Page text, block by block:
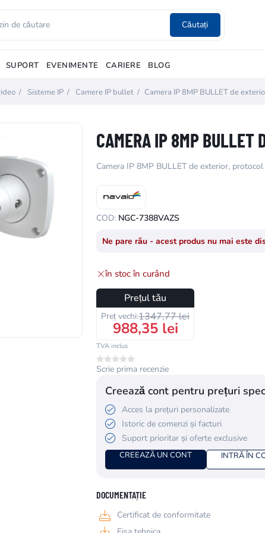
Căutați
SUPORT EVENIMENTE CARIERE BLOG
/ Sisteme IP / Camere IP bullet / Camera IP 8MP BULLET de
CAMERA IP 8MP BULLET
Camera IP 8MP BULLET de exterior,
COD: NGC-7388VAZS
Ne pare rău - acest produs nu mai este
în stoc în curând
Prețul tău
Preț vechi:1347,77 lei
988,35 lei
TVA inclus
Scrie prima recenzie
Creează cont pentru prețuri
Acces la prețuri personalizate
Istoric de comenzi și facturi
Suport prioritar și oferte exclusive
CREEAZĂ UN CONT INTRĂ ÎN
DOCUMENTAȚIE
Certificat de conformitate